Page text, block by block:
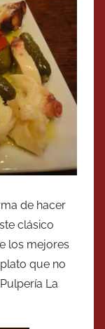
de hacer
clásico
los mejores
que no
La